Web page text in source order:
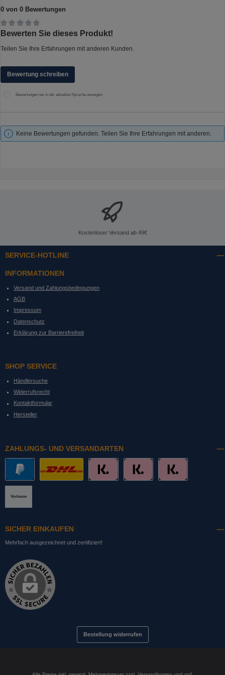
0 von 0 Bewertungen
Durchschnittliche Bewertung von 0 von 5 Sternen
Bewerten Sie dieses Produkt!
Teilen Sie Ihre Erfahrungen mit anderen Kunden.
Bewertung schreiben
Bewertungen nur in der aktuellen Sprache anzeigen.
Keine Bewertungen gefunden. Teilen Sie Ihre Erfahrungen mit anderen.
Kostenloser Versand ab 49€
SERVICE-HOTLINE
INFORMATIONEN
Versand und Zahlungsbedingungen
AGB
Impressum
Datenschutz
Erklärung zur Barrierefreiheit
SHOP SERVICE
Händlersuche
Widerrufsrecht
Kontaktformular
Hersteller
ZAHLUNGS- UND VERSANDARTEN
Vorkasse
SICHER EINKAUFEN
Mehrfach ausgezeichnet und zertifiziert!
Bestellung widerrufen